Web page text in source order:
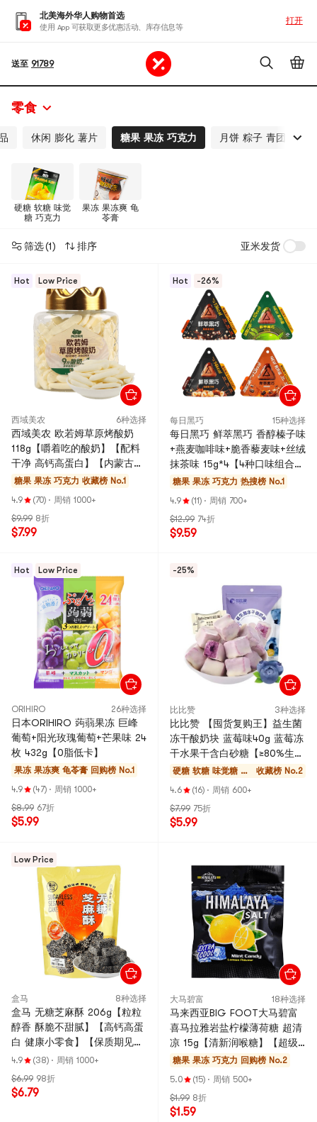
北美海外华人购物首选
使用 App 可获取更多优惠活动、库存信息等
打开
送至 91789
零食
休闲 膨化 薯片 糖果 果冻 巧克力 月饼 粽子 青团
硬糖 软糖 味觉
糖 巧克力
果冻 果冻爽 龟
苓膏
筛选(1) 排序 亚米发货
Hot Low Price
西域美农 6种选择
西域美农 欧若姆草原烤酸奶
118g【嚼着吃的酸奶】【配料
干净 高钙高蛋白】【内蒙古特
产】【包装随机发】
糖果 果冻 巧克力 收藏榜 No.1
4.9
(70) · 周销 1000+
$9.99 8折
$7.99
Hot -26%
每日黑巧 15种选择
每日黑巧 鲜萃黑巧 香醇榛子味
+燕麦咖啡味+脆香藜麦味+丝绒
抹茶味 15g*4【4种口味组合
装】【低卡0白砂糖】
糖果 果冻 巧克力 热搜榜 No.1
4.9
(11) · 周销 700+
$12.99 74折
$9.59
Hot Low Price
ORIHIRO 26种选择
日本ORIHIRO 蒟蒻果冻 巨峰
葡萄+阳光玫瑰葡萄+芒果味 24
枚 432g【0脂低卡】
果冻 果冻爽 龟苓膏 回购榜 No.1
4.9
(47) · 周销 1000+
$8.99 67折
$5.99
-25%
比比赞 3种选择
比比赞 【囤货复购王】益生菌
冻干酸奶块 蓝莓味40g 蓝莓冻
干水果干含白砂糖【≥80%生牛
乳制作】【健康零食】
硬糖 软糖 味觉糖 巧
克力
收藏榜 No.2
4.6
(16) · 周销 600+
$7.99 75折
$5.99
Low Price
盒马 8种选择
盒马 无糖芝麻酥 206g【粒粒
醇香 酥脆不甜腻】【高钙高蛋
白 健康小零食】【保质期见整
体包装为准】
4.9 (38) · 周销 1000+
$6.99 98折
$6.79
大马碧富 18种选择
马来西亚BIG FOOT大马碧富
喜马拉雅岩盐柠檬薄荷糖 超清
凉 15g【清新润喉糖】【超级
超级好吃】【欧阳娜娜同款】
糖果 果冻 巧克力 回购榜 No.2
5.0
(15) · 周销 500+
$1.99 8折
$1.59